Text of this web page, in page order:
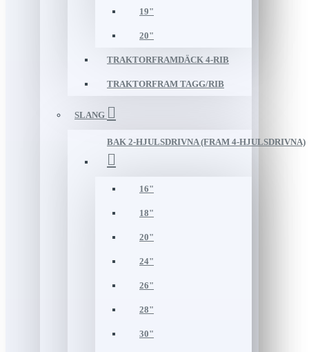
19"
20"
TRAKTORFRAMDÄCK 4-RIB
TRAKTORFRAM TAGG/RIB
SLANG
BAK 2-HJULSDRIVNA (FRAM 4-HJULSDRIVNA)
16"
18"
20"
24"
26"
28"
30"